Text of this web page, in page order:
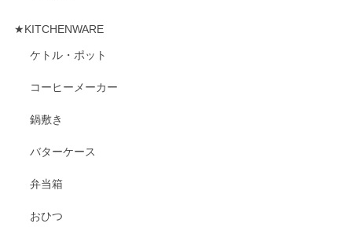
★KITCHENWARE
ケトル・ポット
コーヒーメーカー
鍋敷き
バターケース
弁当箱
おひつ